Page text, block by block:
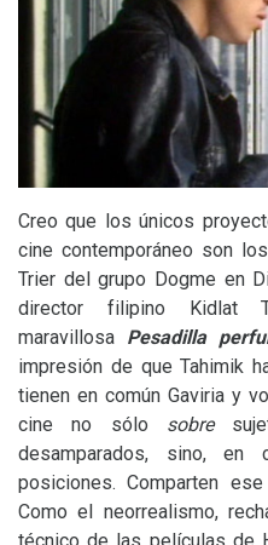
Creo que los únicos
cine contemporáneo son
Trier del grupo Dogme en
director filipino Kidlat
maravillosa Pesadilla
impresión de que Tahimik
tienen en común Gaviria y
cine no sólo sobre
desamparados, sino, en
posiciones. Comparten
Como el neorrealismo,